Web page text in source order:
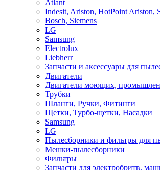
Atlant
Indesit, Ariston, HotPoint Ariston,
Bosch, Siemens
LG
Samsung
Electrolux
Liebherr
Запчасти и аксессуары для
Двигатели
Двигатели моющих,
Трубки
Шланги, Ручки, Фитинги
Щетки, Турбо-щетки, Насадки
Samsung
LG
Пылесборники и фильтры для
Мешки-пылесборники
Фильтры
Запчасти для электробритв,